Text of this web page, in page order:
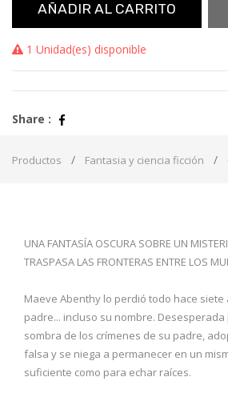
AÑADIR AL CARRITO
1 Unidad(es) disponible
Share :
Productos Fantasia y ciencia ficción
UNA FANTASÍA OSCURA SOBRE UN
TRASPASA LAS FRONTERAS ENTRE LOS
Maeve Abenthy lo perdió todo hace siete
padre... incluso su nombre.
sombra de los crímenes de su padre,
falsa y se niega a permanecer en un
suficiente como para echar raíces.